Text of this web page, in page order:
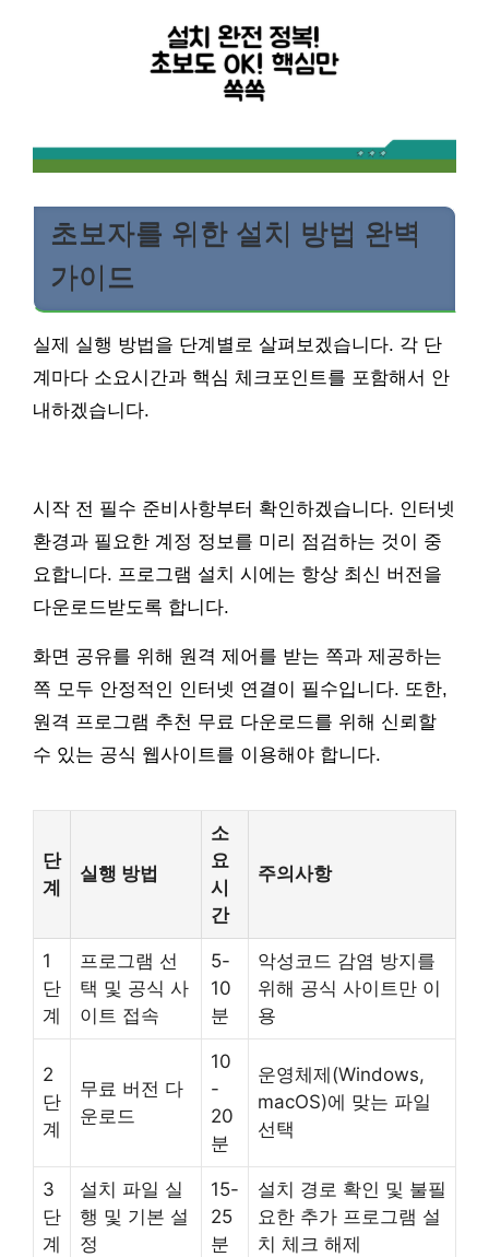
초보자를 위한 설치 방법 완벽
가이드
실제 실행 방법을 단계별로 살펴보겠습니다. 각 단
계마다 소요시간과 핵심 체크포인트를 포함해서 안
내하겠습니다.
시작 전 필수 준비사항부터 확인하겠습니다. 인터넷
환경과 필요한 계정 정보를 미리 점검하는 것이 중
요합니다. 프로그램 설치 시에는 항상 최신 버전을
다운로드받도록 합니다.
화면 공유를 위해 원격 제어를 받는 쪽과 제공하는
쪽 모두 안정적인 인터넷 연결이 필수입니다. 또한,
원격 프로그램 추천 무료 다운로드를 위해 신뢰할
수 있는 공식 웹사이트를 이용해야 합니다.
단
계
실행 방법
소
요
시
간
주의사항
1
단
계
프로그램 선
택 및 공식 사
이트 접속
5-
10
분
악성코드 감염 방지를
위해 공식 사이트만 이
용
2
단
계
무료 버전 다
운로드
10
-
20
분
운영체제(Windows,
macOS)에 맞는 파일
선택
3
단
계
설치 파일 실
행 및 기본 설
정
15-
25
분
설치 경로 확인 및 불필
요한 추가 프로그램 설
치 체크 해제